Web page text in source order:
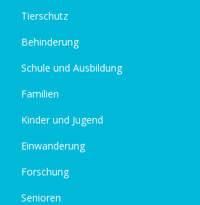
Tierschutz
Behinderung
Schule und Ausbildung
Familien
Kinder und Jugend
Einwanderung
Forschung
Senioren